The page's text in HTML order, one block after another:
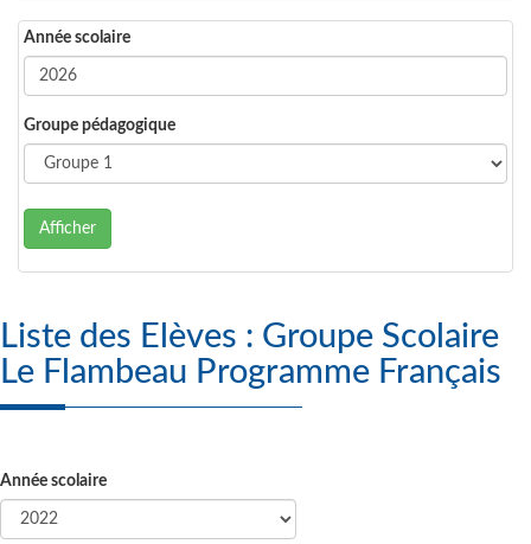
Année scolaire
Groupe pédagogique
Afficher
Liste des Elèves : Groupe Scolaire
Le Flambeau Programme Français
Année scolaire